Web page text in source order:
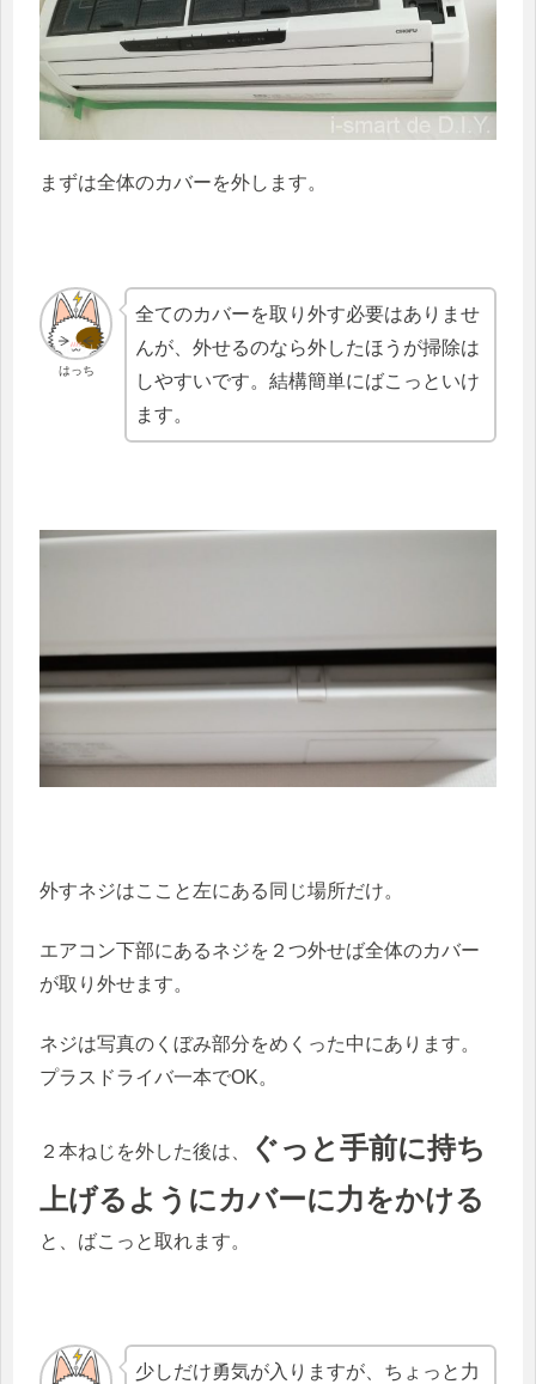
まずは全体のカバーを外します。
はっち
全てのカバーを取り外す必要はありませ
んが、外せるのなら外したほうが掃除は
しやすいです。結構簡単にばこっといけ
ます。
外すネジはここと左にある同じ場所だけ。
エアコン下部にあるネジを２つ外せば全体のカバー
が取り外せます。
ネジは写真のくぼみ部分をめくった中にあります。
プラスドライバ一本でOK。
２本ねじを外した後は、
ぐっと手前に持ち
上げるようにカバーに力をかける
と、ばこっと取れます。
少しだけ勇気が入りますが、ちょっと力